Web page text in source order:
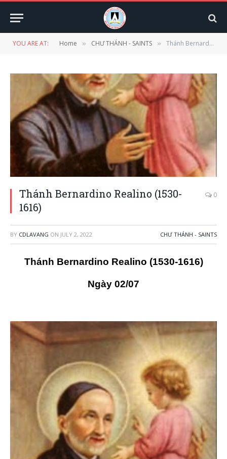
YOU ARE AT: Home » CHƯ THÁNH - SAINTS » Thánh Bernardino Realino (1530-1616)
Thánh Bernardino Realino (1530-
1616)
0
BY CDLAVANG ON JULY 2, 2022 CHƯ THÁNH - SAINTS
Thánh Bernardino Realino (1530-1616)
Ngày 02/07